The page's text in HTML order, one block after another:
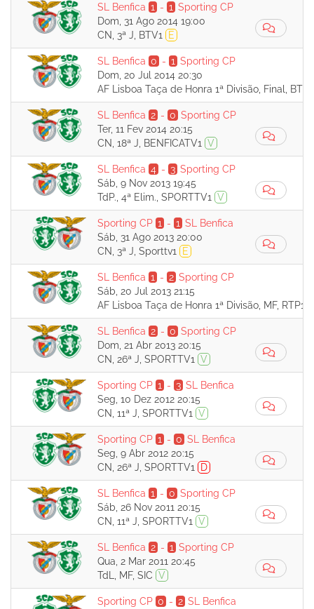
SL Benfica 1 - 1 Sporting CP
Dom, 31 Ago 2014 19:00
CN, 3ª J, BTV1
E
SL Benfica 0 - 1 Sporting CP
Dom, 20 Jul 2014 20:30
AF Lisboa Taça de Honra 1ª Divisão, Final,
SL Benfica 2 - 0 Sporting CP
Ter, 11 Fev 2014 20:15
CN, 18ª J, BENFICATV1
V
SL Benfica 4 - 3 Sporting CP
Sáb, 9 Nov 2013 19:45
TdP., 4ª Elim., SPORTTV1
V
Sporting CP 1 - 1 SL Benfica
Sáb, 31 Ago 2013 20:00
CN, 3ª J, Sporttv1
E
SL Benfica 1 - 2 Sporting CP
Sáb, 20 Jul 2013 21:15
AF Lisboa Taça de Honra 1ª Divisão, MF, RTP1
SL Benfica 2 - 0 Sporting CP
Dom, 21 Abr 2013 20:15
CN, 26ª J, SPORTTV1
V
Sporting CP 1 - 3 SL Benfica
Seg, 10 Dez 2012 20:15
CN, 11ª J, SPORTTV1
V
Sporting CP 1 - 0 SL Benfica
Seg, 9 Abr 2012 20:15
CN, 26ª J, SPORTTV1
D
SL Benfica 1 - 0 Sporting CP
Sáb, 26 Nov 2011 20:15
CN, 11ª J, SPORTTV1
V
SL Benfica 2 - 1 Sporting CP
Qua, 2 Mar 2011 20:45
TdL, MF, SIC V
Sporting CP 0 - 2 SL Benfica